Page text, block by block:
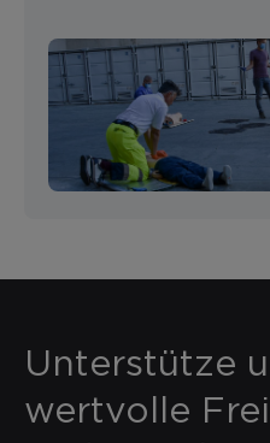
Unterstütze
wertvolle